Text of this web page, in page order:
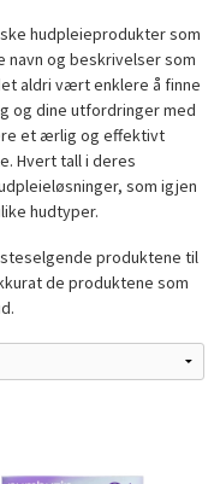
hudpleieprodukter som
navn og beskrivelser som
aldri vært enklere å finne
og dine utfordringer med
et ærlig og effektivt
Hvert tall i deres
som igjen
hudtyper.
produktene til
de produktene som